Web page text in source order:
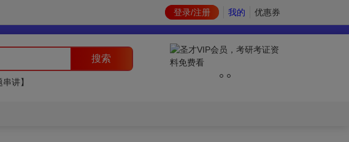
登录/注册 我的
优惠券
题＋章节题库】
讲】
搜索